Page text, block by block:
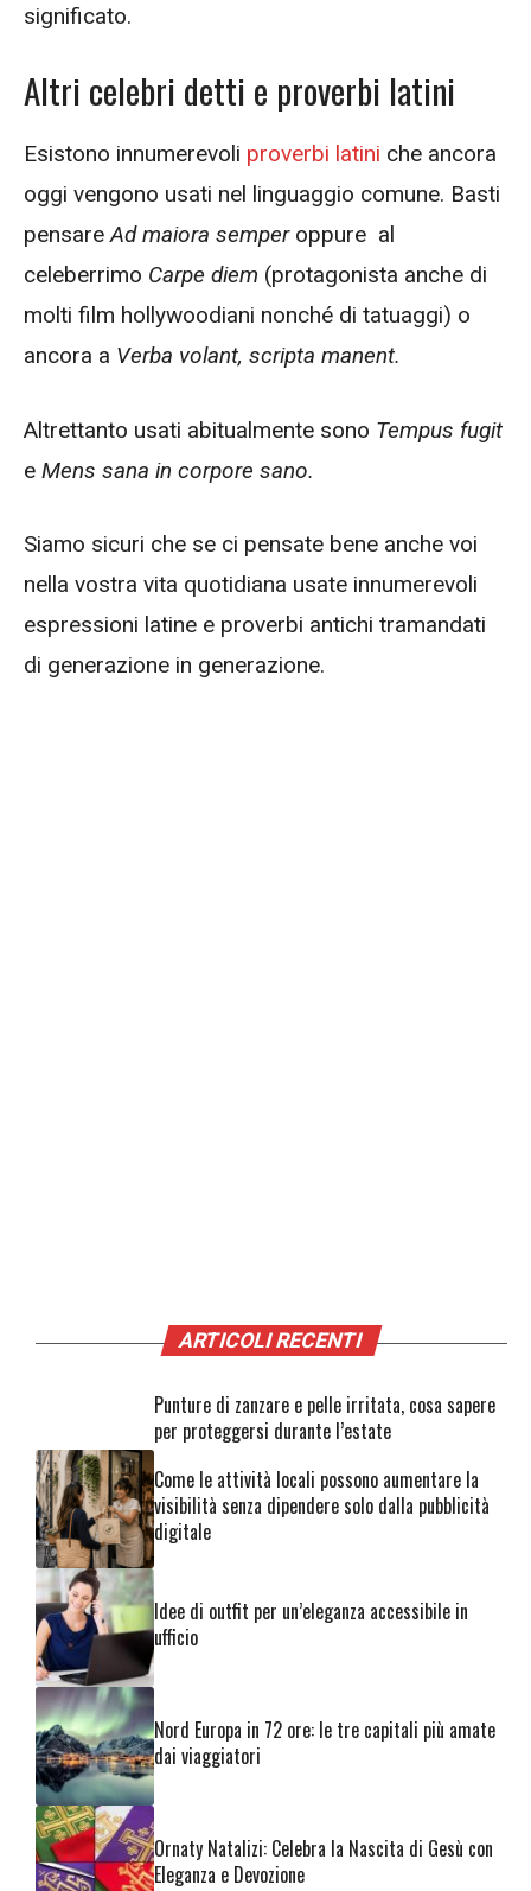
significato.
Altri celebri detti e proverbi latini
Esistono innumerevoli proverbi latini che ancora
oggi vengono usati nel linguaggio comune. Basti
pensareAd maiora semper oppure al
celeberrimo Carpe diem (protagonista anche di
molti film hollywoodiani nonché di tatuaggi) o
ancora a Verba volant, scripta manent.
Altrettanto usati abitualmente sono Tempus fugit
e Mens sana in corpore sano.
Siamo sicuri che se ci pensate bene anche voi
nella vostra vita quotidiana usate innumerevoli
espressioni latine e proverbi antichi tramandati
di generazione in generazione.
ARTICOLI RECENTI
Punture di zanzare e pelle irritata, cosa sapere
per proteggersi durante l’estate
Come le attività locali possono aumentare la
visibilità senza dipendere solo dalla pubblicità
digitale
Idee di outfit per un’eleganza accessibile in
ufficio
Nord Europa in 72 ore: le tre capitali più amate
dai viaggiatori
Ornaty Natalizi: Celebra la Nascita di Gesù con
Eleganza e Devozione